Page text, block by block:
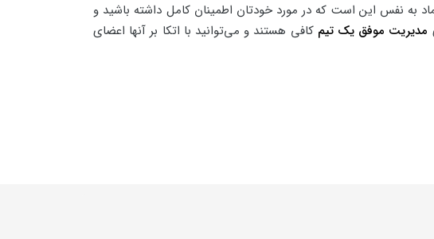
نفس این است که در مورد خودتان اطمینان کامل داشته باشید و
مدیریت موفق یک تیم کافی هستند و می‌توانید با اتکا بر آنها اعضای